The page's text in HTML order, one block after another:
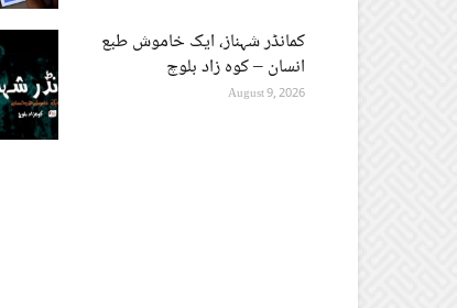
کمانڈر شہناز، ایک خاموش طبع
انسان – کوہ زاد بلوچ
August 9, 2026